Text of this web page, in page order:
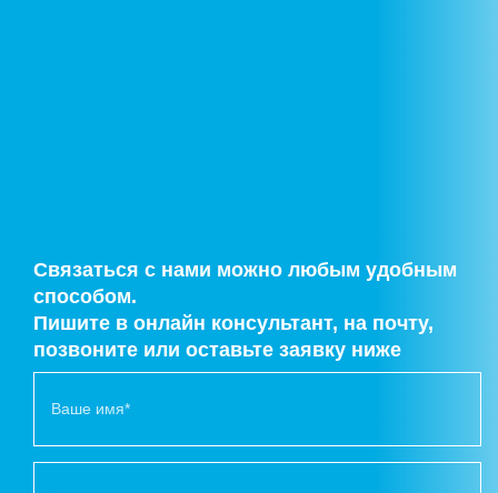
Связаться с нами можно любым удобным
способом.
Пишите в онлайн консультант, на почту,
позвоните или оставьте заявку ниже